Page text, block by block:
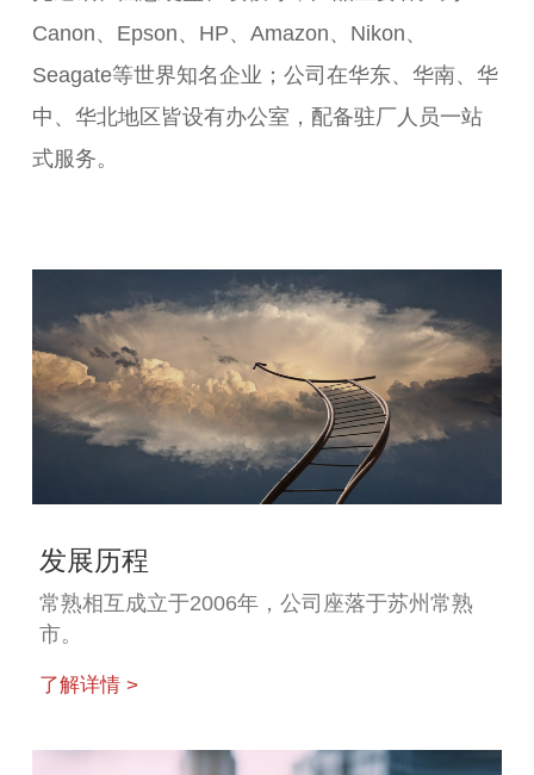
Canon、Epson、HP、Amazon、Nikon、
Seagate等世界知名企业；公司在华东、华南、华
中、华北地区皆设有办公室，配备驻厂人员一站
式服务。
发展历程
常熟相互成立于2006年，公司座落于苏州常熟
市。
了解详情 >